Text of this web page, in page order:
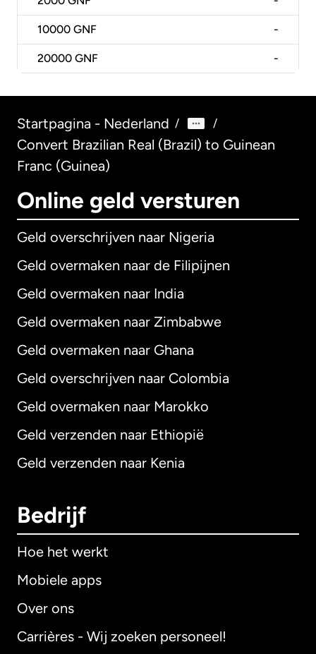
10000 GNF -
20000 GNF -
Startpagina - Nederland / /
Convert Brazilian Real (Brazil) to Guinean
Franc (Guinea)
Online geld versturen
Geld overschrijven naar Nigeria
Geld overmaken naar de Filipijnen
Geld overmaken naar India
Geld overmaken naar Zimbabwe
Geld overmaken naar Ghana
Geld overschrijven naar Colombia
Geld overmaken naar Marokko
Geld verzenden naar Ethiopië
Geld verzenden naar Kenia
Bedrijf
Hoe het werkt
Mobiele apps
Over ons
Carrières - Wij zoeken personeel!